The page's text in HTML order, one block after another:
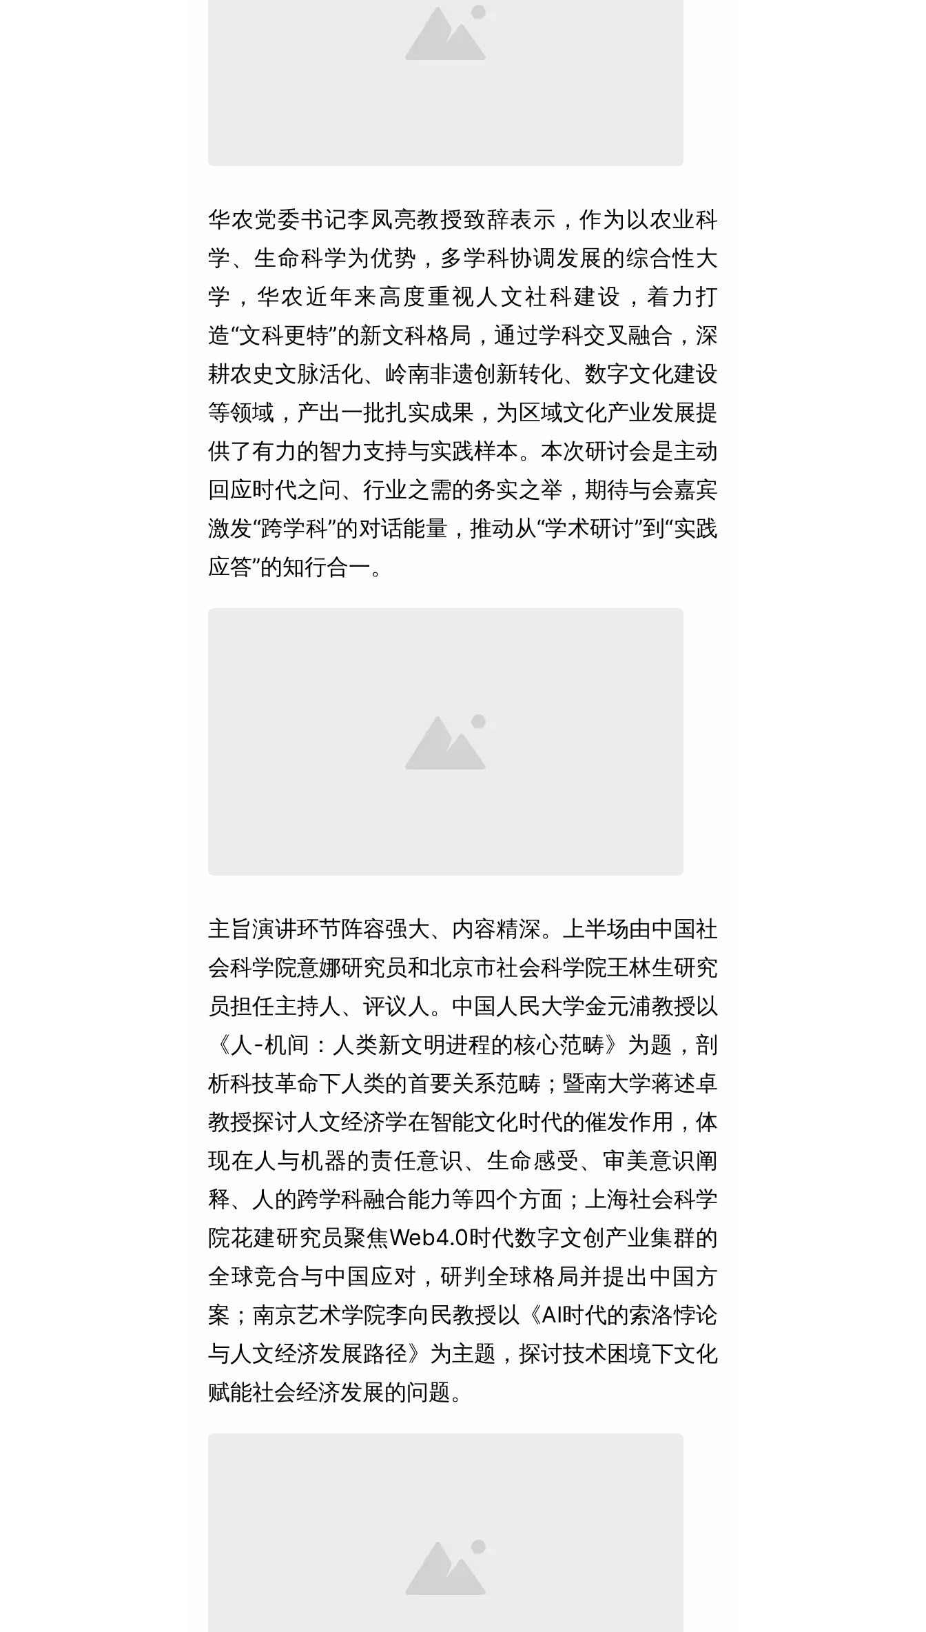
华农党委书记李凤亮教授致辞表示，作为以农业科
学、生命科学为优势，多学科协调发展的综合性大
学，华农近年来高度重视人文社科建设，着力打
造“文科更特”的新文科格局，通过学科交叉融合，深
耕农史文脉活化、岭南非遗创新转化、数字文化建设
等领域，产出一批扎实成果，为区域文化产业发展提
供了有力的智力支持与实践样本。本次研讨会是主动
回应时代之问、行业之需的务实之举，期待与会嘉宾
激发“跨学科”的对话能量，推动从“学术研讨”到“实践
应答”的知行合一。
主旨演讲环节阵容强大、内容精深。上半场由中国社
会科学院意娜研究员和北京市社会科学院王林生研究
员担任主持人、评议人。中国人民大学金元浦教授以
《人-机间：人类新文明进程的核心范畴》为题，剖
析科技革命下人类的首要关系范畴；暨南大学蒋述卓
教授探讨人文经济学在智能文化时代的催发作用，体
现在人与机器的责任意识、生命感受、审美意识阐
释、人的跨学科融合能力等四个方面；上海社会科学
院花建研究员聚焦Web4.0时代数字文创产业集群的
全球竞合与中国应对，研判全球格局并提出中国方
案；南京艺术学院李向民教授以《AI时代的索洛悖论
与人文经济发展路径》为主题，探讨技术困境下文化
赋能社会经济发展的问题。